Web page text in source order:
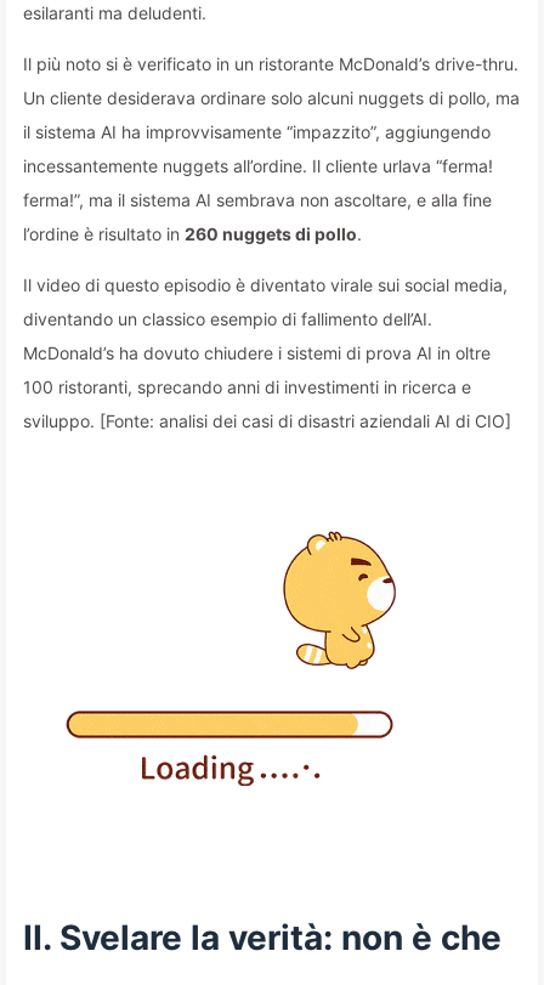
esilaranti ma deludenti.
Il più noto si è verificato in un ristorante McDonald’s drive-thru.
Un cliente desiderava ordinare solo alcuni nuggets di pollo, ma
il sistema AI ha improvvisamente “impazzito”, aggiungendo
incessantemente nuggets all’ordine. Il cliente urlava “ferma!
ferma!”, ma il sistema AI sembrava non ascoltare, e alla fine
l’ordine è risultato in 260 nuggets di pollo.
Il video di questo episodio è diventato virale sui social media,
diventando un classico esempio di fallimento dell’AI.
McDonald’s ha dovuto chiudere i sistemi di prova AI in oltre
100 ristoranti, sprecando anni di investimenti in ricerca e
sviluppo. [Fonte: analisi dei casi di disastri aziendali AI di CIO]
II. Svelare la verità: non è che